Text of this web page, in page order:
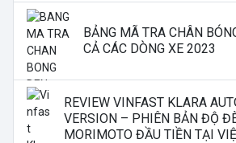
BẢNG MÃ TRA CHÂN
CẢ CÁC DÒNG XE 2023
REVIEW VINFAST KLARA
VERSION – PHIÊN BẢN ĐỘ
MORIMOTO ĐẦU TIỀN TẠI